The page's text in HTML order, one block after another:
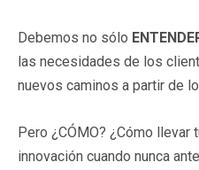
Debemos no sólo
las necesidades de los
nuevos caminos a partir de
Pero ¿CÓMO? ¿Cómo
innovación cuando nunca